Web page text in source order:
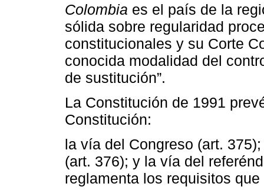
Colombia es el país de la
sólida sobre regularidad
constitucionales y su Corte
conocida modalidad del
de sustitución”.
La Constitución de 1991
Constitución:
la vía del Congreso (art.
(art. 376); y la vía del
reglamenta los requisitos